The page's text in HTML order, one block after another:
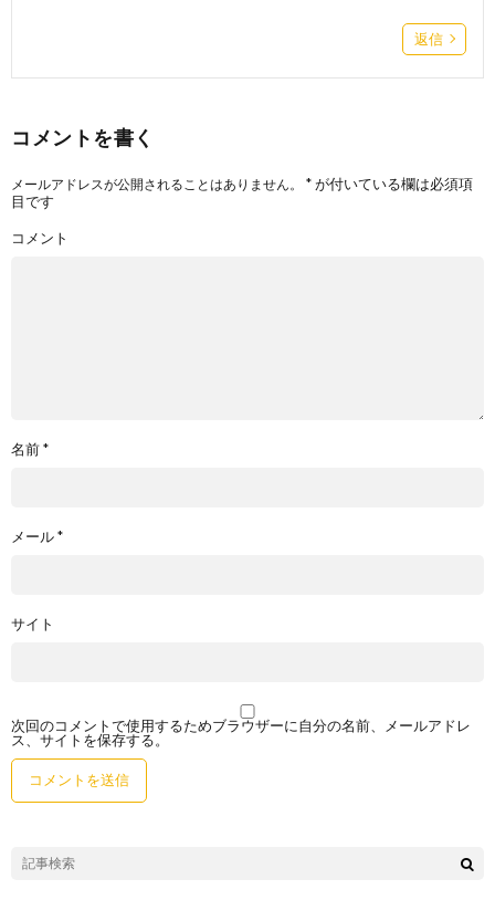
返信
コメントを書く
メールアドレスが公開されることはありません。 *が付いている欄は必須項
目です
コメント
名前*
メール*
サイト
次回のコメントで使用するためブラウザーに自分の名前、メールアドレ
ス、サイトを保存する。